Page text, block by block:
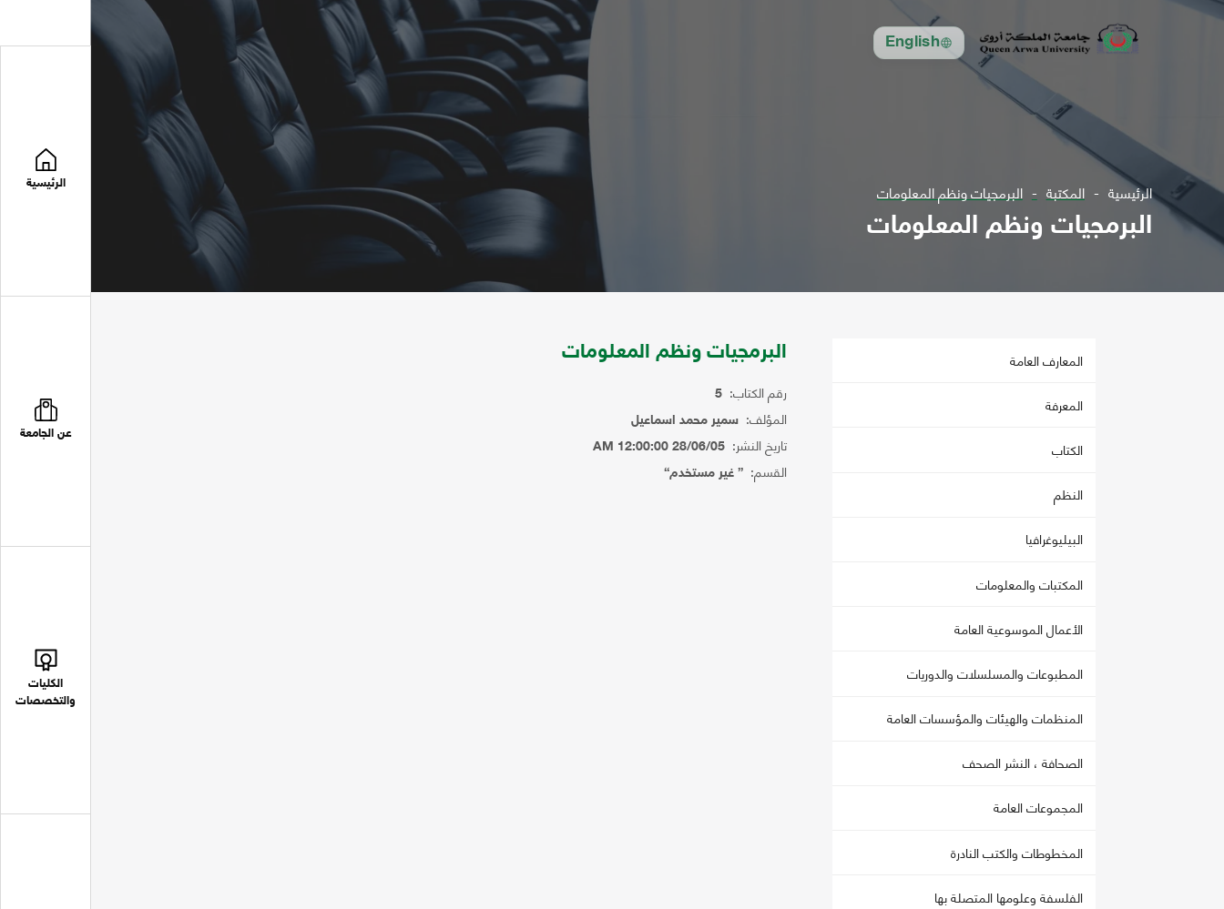
English
الرئيسية
عن الجامعة
الكليات
والتخصصات
الرئيسية المكتبة البرمجيات ونظم المعلومات
البرمجيات ونظم المعلومات
المعارف العامة
المعرفة
الكتاب
النظم
البيليوغرافيا
المكتبات والمعلومات
الأعمال الموسوعية العامة
المطبوعات والمسلسلات والدوريات
المنظمات والهيئات والمؤسسات العامة
الصحافة ، النشر الصحف
المجموعات العامة
المخطوطات والكتب النادرة
الفلسفة وعلومها المتصلة بها
البرمجيات ونظم المعلومات
رقم الكتاب: 5
المؤلف: سمير محمد اسماعيل
تاريخ النشر: 28/06/05 12:00:00 AM
القسم: { غير مستخدم}